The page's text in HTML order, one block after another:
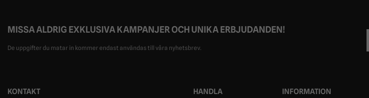
MISSA ALDRIG EXKLUSIVA KAMPANJER OCH UNIKA ERBJUDANDEN!
De uppgifter du matar in kommer endast användas till våra nyhetsbrev.
KONTAKT HANDLA INFORMATION